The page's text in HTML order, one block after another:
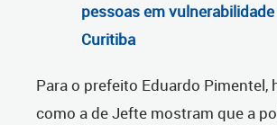
pessoas em
Curitiba
Para o prefeito Eduardo Pimentel,
como a de Jefte mostram que a